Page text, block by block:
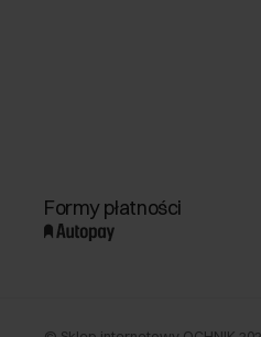
Formy płatności